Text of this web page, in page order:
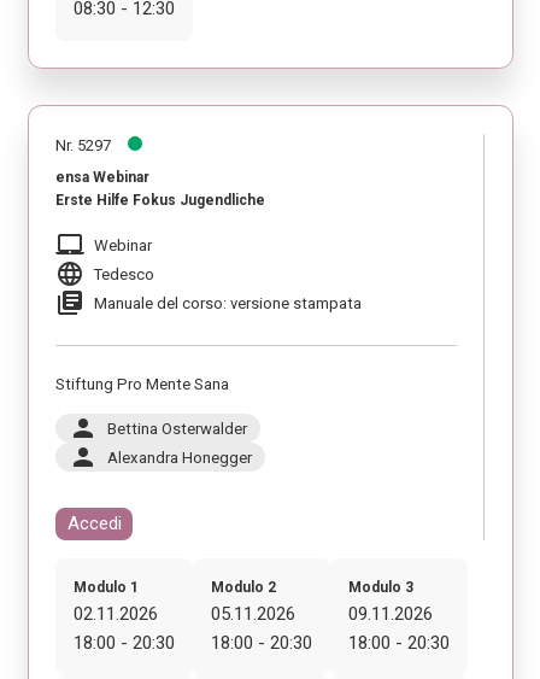
08:30 - 12:30
Nr. 5297
ensa Webinar
Erste Hilfe Fokus Jugendliche
laptop_mac Webinar
language Tedesco
library_books Manuale del corso: versione stampata
Stiftung Pro Mente Sana
person Bettina Osterwalder
person Alexandra Honegger
Accedi
Modulo 1
02.11.2026
18:00 - 20:30
Modulo 2
05.11.2026
18:00 - 20:30
Modulo 3
09.11.2026
18:00 - 20:30